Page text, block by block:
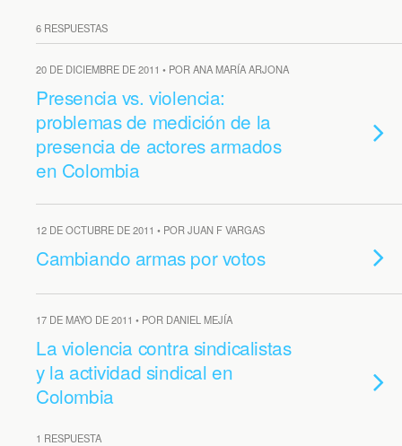
6 RESPUESTAS
20 DE DICIEMBRE DE 2011 • POR ANA MARÍA ARJONA
Presencia vs. violencia:
problemas de medición de la
presencia de actores armados
en Colombia
12 DE OCTUBRE DE 2011 • POR JUAN F VARGAS
Cambiando armas por votos
17 DE MAYO DE 2011 • POR DANIEL MEJÍA
La violencia contra sindicalistas
y la actividad sindical en
Colombia
1 RESPUESTA